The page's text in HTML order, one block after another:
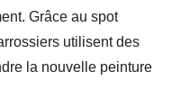
Grâce au spot
utilisent des
la nouvelle peinture